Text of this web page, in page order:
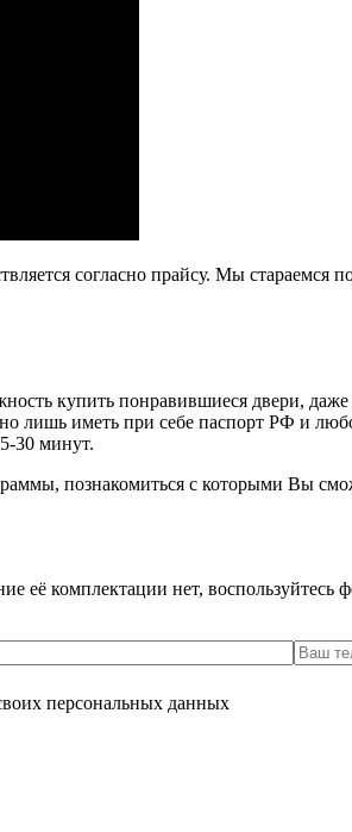
согласно прайсу. Мы
купить понравившиеся двери,
лишь иметь при себе паспорт РФ и
30 минут.
познакомиться с которыми Вы
её комплектации нет,
персональных данных